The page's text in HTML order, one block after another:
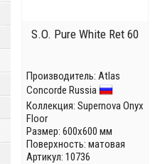
S.O. Pure White Ret 60
Производитель: Atlas
Concorde Russia
Коллекция: Supernova Onyx
Floor
Размер: 600x600 мм
Поверхность: матовая
Артикул: 10736